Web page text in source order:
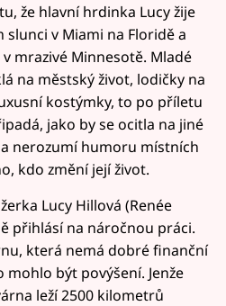
že hlavní hrdinka Lucy žije
v Miami na Floridě a
mrazivé Minnesotě. Mladé
na městský život, lodičky na
kostýmky, to po příletu
jako by se ocitla na jiné
nerozumí humoru místních
kdo změní její život.
Lucy Hillová (Renée
přihlásí na náročnou práci.
která nemá dobré finanční
mohlo být povýšení. Jenže
leží 2500 kilometrů